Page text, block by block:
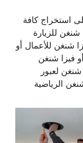
استخراج كافة
للزيارة
شنغن للأعمال أو
فيزا شنغن
شنغن لعبور
الرياضية